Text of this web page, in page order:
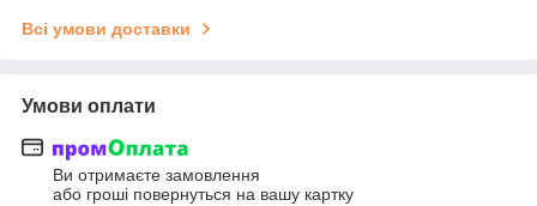
Всі умови доставки
Умови оплати
Ви отримаєте замовлення
або гроші повернуться на вашу картку